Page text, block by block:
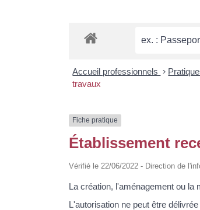
Accueil professionnels >
travaux
Fiche pratique
Établissement
Vérifié le 22/06/2022 - Direction de
La création, l'aménagement ou la
L'autorisation ne peut être